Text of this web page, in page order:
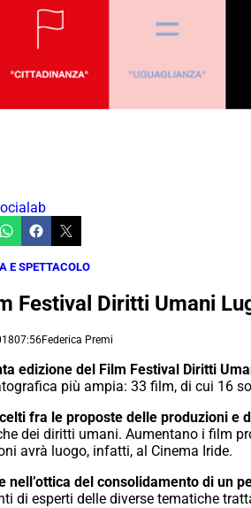
E SPETTACOLO
Festival Diritti Umani
07:56Federica Premi
edizione del Film Festival Diritti
più ampia: 33 film, di cui 16
fra le proposte delle produzioni e
dei diritti umani. Aumentano i film
avrà luogo, infatti, al Cinema Iride.
nell’ottica del consolidamento di un
di esperti delle diverse tematiche